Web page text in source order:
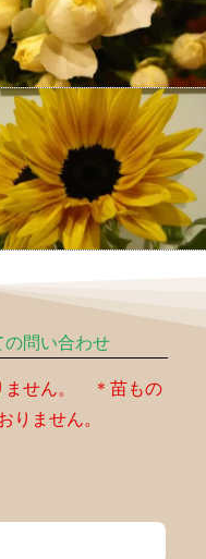
の問い合わせ
ません。 ＊苗もの
りません。